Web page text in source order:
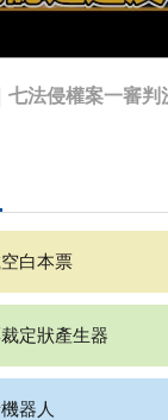
七法侵權案一審
白本票
定狀產生器
器人